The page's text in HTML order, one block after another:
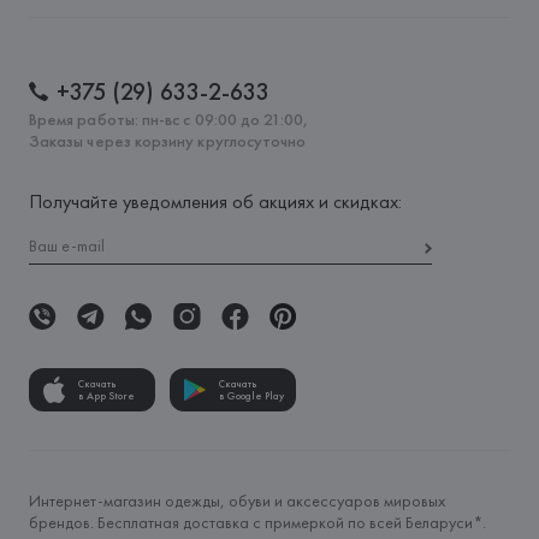
+375 (29) 633-2-633
Время работы: пн-вс с 09:00 до 21:00,
Заказы через корзину круглосуточно
Получайте уведомления об акциях и скидках:
Скачать
в App Store
Скачать
в Google Play
Интернет-магазин одежды, обуви и аксессуаров мировых
брендов. Бесплатная доставка с примеркой по всей Беларуси*.